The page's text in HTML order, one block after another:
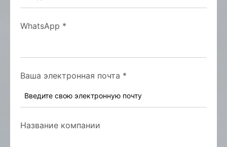
WhatsApp *
Ваша электронная почта *
Название компании